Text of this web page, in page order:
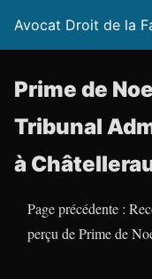
Avocat Droit de la
Prime de
Tribunal
à
Page précédente :
perçu de Prime de